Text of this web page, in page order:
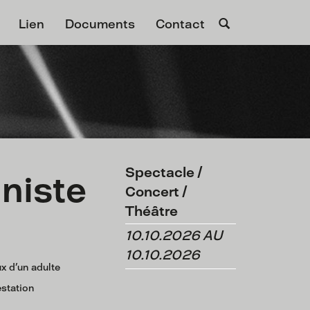
Lien Documents Contact
Spectacle /
Concert /
Théâtre
10.10.2026 AU
10.10.2026
d'un adulte